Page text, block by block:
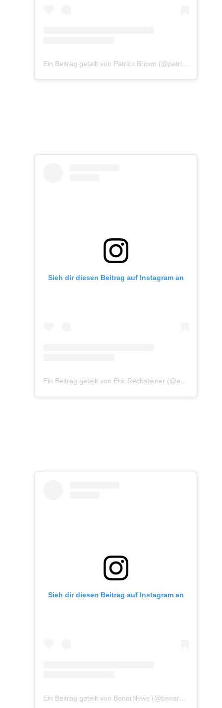
Ein Beitrag geteilt von Patrick Brown (@patrickbrownphoto)
Sieh dir diesen Beitrag auf Instagram an
Ein Beitrag geteilt von Eric Rechsteiner (@eric_rechsteiner)
Sieh dir diesen Beitrag auf Instagram an
Ein Beitrag geteilt von BenarNews (@benarnewsenglish)